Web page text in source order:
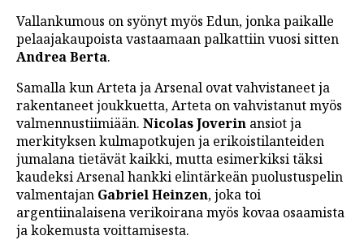
Vallankumous on syönyt myös Edun, jonka paikalle
pelaajakaupoista vastaamaan palkattiin vuosi sitten
Andrea Berta.
Samalla kun Arteta ja Arsenal ovat vahvistaneet ja
rakentaneet joukkuetta, Arteta on vahvistanut myös
valmennustiimiään. Nicolas Joverin ansiot ja
merkityksen kulmapotkujen ja erikoistilanteiden
jumalana tietävät kaikki, mutta esimerkiksi täksi
kaudeksi Arsenal hankki elintärkeän puolustuspelin
valmentajan Gabriel Heinzen, joka toi
argentiinalaisena verikoirana myös kovaa osaamista
ja kokemusta voittamisesta.